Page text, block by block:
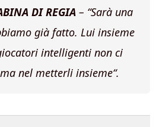
DI REGIA – “Sarà una
già fatto. Lui insieme
intelligenti non ci
nel metterli insieme“.